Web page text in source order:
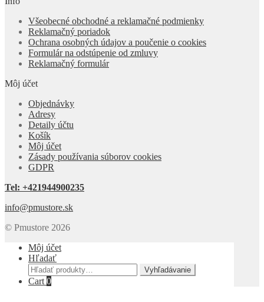
Všeobecné obchodné a reklamačné podmienky
Reklamačný poriadok
Ochrana osobných údajov a poučenie o cookies
Formulár na odstúpenie od zmluvy
Reklamačný formulár
Môj účet
Objednávky
Adresy
Detaily účtu
Košík
Môj účet
Zásady používania súborov cookies
GDPR
Tel: +421944900235
info@pmustore.sk
© Pmustore 2026
Môj účet
Hľadať
Hľadať:
Vyhľadávanie
Cart 0